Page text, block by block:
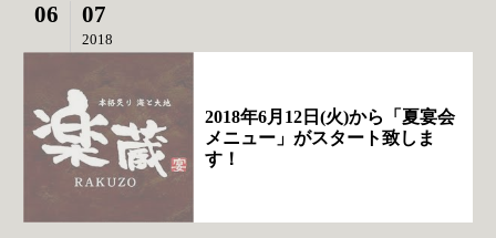
06 07
2018
2018年6月12日(火)から「夏宴会
メニュー」がスタート致しま
す！